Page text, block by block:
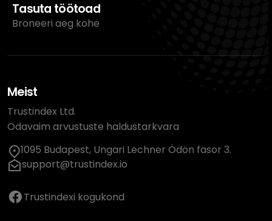
Tasuta töötoad
Broneeri aeg kohe
Meist
Trustindex Ltd.
Odavaim arvustuste haldustarkvara
1095 Budapest, Ungari Lechner Ödön fasor 3.
support@trustindex.io
Trustindexi kogukond